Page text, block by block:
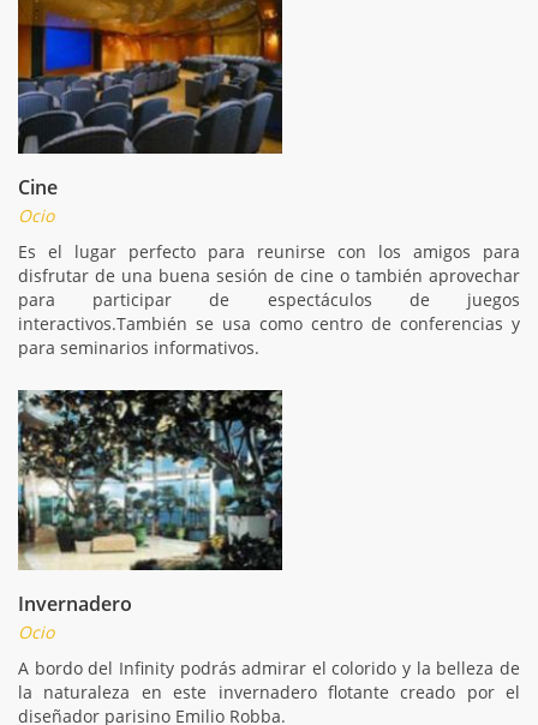
Cine
Ocio
Es el lugar perfecto para reunirse con los amigos para
disfrutar de una buena sesión de cine o también aprovechar
para participar de espectáculos de juegos
interactivos.También se usa como centro de conferencias y
para seminarios informativos.
Invernadero
Ocio
A bordo del Infinity podrás admirar el colorido y la belleza de
la naturaleza en este invernadero flotante creado por el
diseñador parisino Emilio Robba.